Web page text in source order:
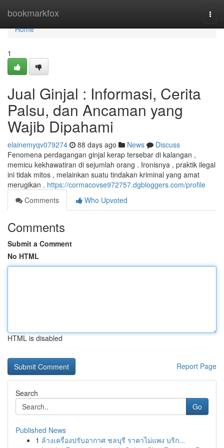
bookmarkfox
Home
Home
1
Jual Ginjal : Informasi, Cerita
Palsu, dan Ancaman yang
Wajib Dipahami
elainemyqv079274 88 days ago News
Discuss
Fenomena perdagangan ginjal kerap tersebar di kalangan ,
memicu kekhawatiran di sejumlah orang . Ironisnya , praktik ilegal
ini tidak mitos , melainkan suatu tindakan kriminal yang amat
merugikan . https://cormacovse972757.dgbloggers.com/profile
Comments
Who Upvoted
Comments
Submit a Comment
No HTML
HTML is disabled
Report Page
Search
Go
Published News
1 ล้างเครื่องปรับอากาศ ชลบุรี ราคาไม่แพง บริก...